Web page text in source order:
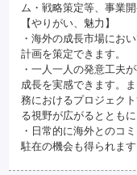
ム・戦略策定等、事業開
【やりがい、魅力】
・海外の成長市場にお
計画を策定できます。
・一人一人の発意工夫
成長を実感できます。
務におけるプロジェク
る視野が広がるととも
・日常的に海外とのコ
駐在の機会も得られます